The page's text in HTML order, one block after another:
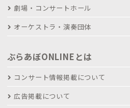
劇場・コンサートホール
オーケストラ・演奏団体
ぶらあぼONLINEとは
コンサート情報掲載について
広告掲載について